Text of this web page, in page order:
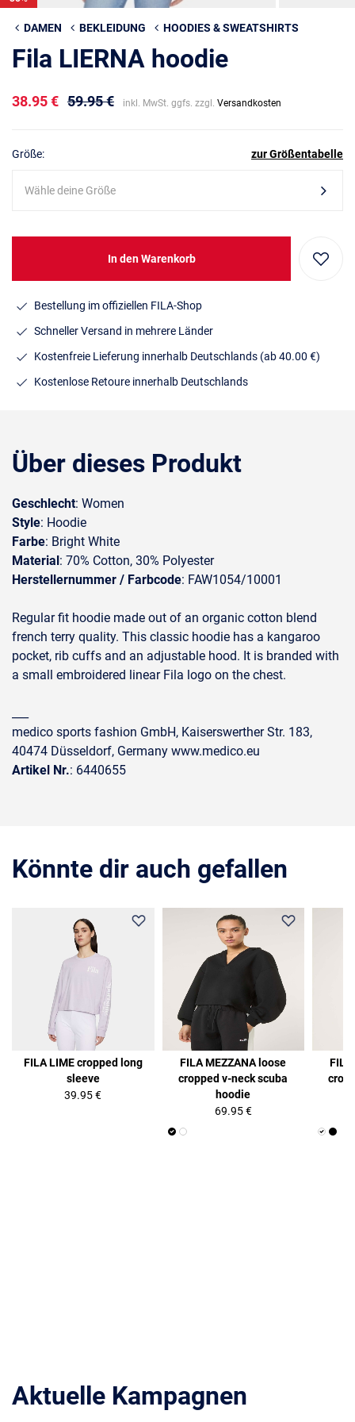
DAMEN BEKLEIDUNG HOODIES & SWEATSHIRTS
Fila LIERNA hoodie
38.95 € 59.95 € inkl. MwSt. ggfs. zzgl. Versandkosten
Größe: zur Größentabelle
Wähle deine Größe
In den Warenkorb
Bestellung im offiziellen FILA-Shop
Schneller Versand in mehrere Länder
Kostenfreie Lieferung innerhalb Deutschlands (ab 40.00 €)
Kostenlose Retoure innerhalb Deutschlands
Über dieses Produkt
Geschlecht: Women
Style: Hoodie
Farbe: Bright White
Material: 70% Cotton, 30% Polyester
Herstellernummer / Farbcode: FAW1054/10001
Regular fit hoodie made out of an organic cotton blend
french terry quality. This classic hoodie has a kangaroo
pocket, rib cuffs and an adjustable hood. It is branded with
a small embroidered linear Fila logo on the chest.
medico sports fashion GmbH, Kaiserswerther Str. 183,
40474 Düsseldorf, Germany www.medico.eu
Artikel Nr.: 6440655
Könnte dir auch gefallen
FILA LIME cropped long
sleeve
39.95 €
FILA MEZZANA loose
cropped v-neck scuba
hoodie
69.95 €
Aktuelle Kampagnen